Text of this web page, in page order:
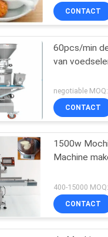
CONTACT
60pcs/min
van
negotiable
CONTACT
1500w
Machine
400-15000
CONTACT